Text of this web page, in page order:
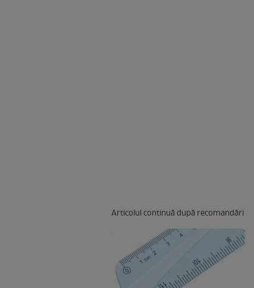
Articolul continuă după recomandări